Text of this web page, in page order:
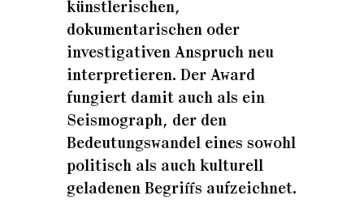
künstlerischen,
dokumentarischen oder
investigativen Anspruch neu
interpretieren. Der Award
fungiert damit auch als ein
Seismograph, der den
Bedeutungswandel eines sowohl
politisch als auch kulturell
geladenen Begriffs aufzeichnet.